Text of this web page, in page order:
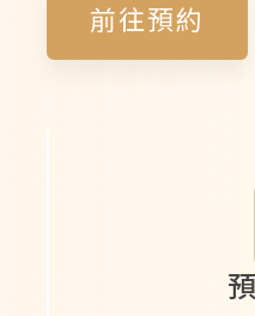
前往預約